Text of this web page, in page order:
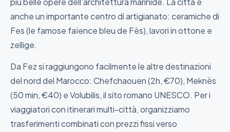
anche un importante centro di artigianato: ceramiche di
Fes (le famose faïence bleu de Fès), lavori in ottone e
zellige.
Da Fez si raggiungono facilmente le altre destinazioni
del nord del Marocco: Chefchaouen (2h, €70), Meknès
(50 min, €40) e Volubilis, il sito romano UNESCO. Per i
viaggiatori con itinerari multi-città, organizziamo
trasferimenti combinati con prezzi fissi verso